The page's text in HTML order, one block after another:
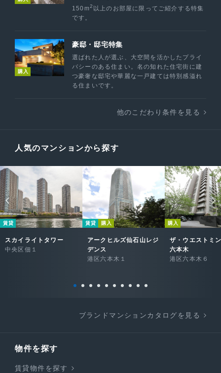
150m2 以上のお部屋に限ってご紹介する特集
です。
購入
豪邸・邸宅特集
選ばれた人が選ぶ、大空間を活かしたプライ
バシーのある住まい。名の知れた住宅街に建
つ豪奢な邸宅や華麗な一戸建ては特別感溢れ
る住まいです。
他のこだわり条件を見る
人気のマンションから探す
賃貸
スカイライトタワー
中央区佃１
賃貸 購入
アークヒルズ仙石山レジ
デンス
港区六本木１
購入
ザ・ウエストミ
六本木
港区六本木６
ブランドマンションカタログを見る
物件を探す
賃貸物件を探す